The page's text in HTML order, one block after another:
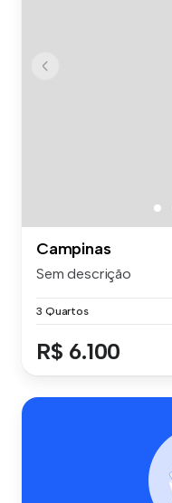
Campinas
Sem descrição
3 Quartos
R$ 6.100